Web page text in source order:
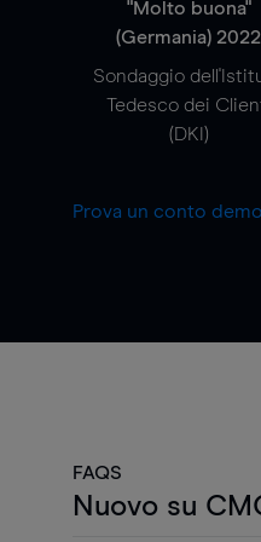
"Molto buona"
(Germania) 2022
Sondaggio
Tedesco dei
(DKI)
Prova un conto
FAQS
Nuovo su